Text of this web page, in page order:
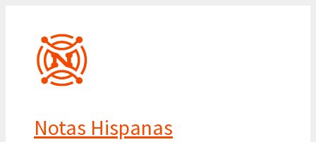
contenido
Notas Hispanas